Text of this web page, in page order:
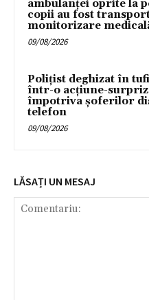
ambulanței oprite la
copii au fost
monitorizare
09/08/2026
Polițist deghizat în
într-o acțiune-
împotriva șoferilor
telefon
09/08/2026
LĂSAȚI UN MESAJ